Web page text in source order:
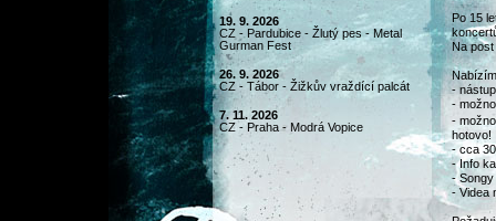
19. 9. 2026
CZ - Pardubice - Žlutý pes - Metal
Gurman Fest
26. 9. 2026
CZ - Tábor - Žižkův vraždící palcát
7. 11. 2026
CZ - Praha - Modrá Vopice
Po 15
Na
-
-
-
hotovo!
- cca
- Info
-
- Videa